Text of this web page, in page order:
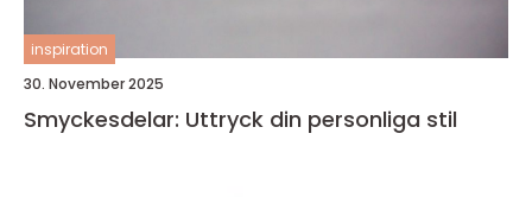
inspiration
30. November 2025
Smyckesdelar: Uttryck din personliga stil